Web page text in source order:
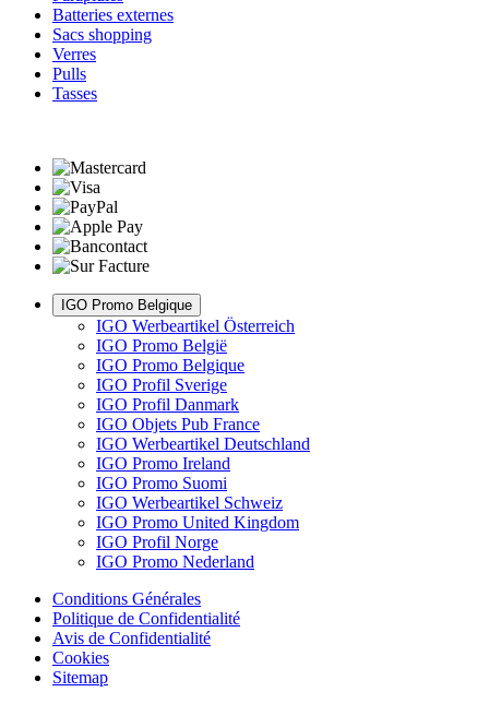
Batteries externes
Sacs shopping
Verres
Pulls
Tasses
IGO Promo Belgique
IGO Werbeartikel Österreich
IGO Promo België
IGO Promo Belgique
IGO Profil Sverige
IGO Profil Danmark
IGO Objets Pub France
IGO Werbeartikel Deutschland
IGO Promo Ireland
IGO Promo Suomi
IGO Werbeartikel Schweiz
IGO Promo United Kingdom
IGO Profil Norge
IGO Promo Nederland
Conditions Générales
Politique de Confidentialité
Avis de Confidentialité
Cookies
Sitemap